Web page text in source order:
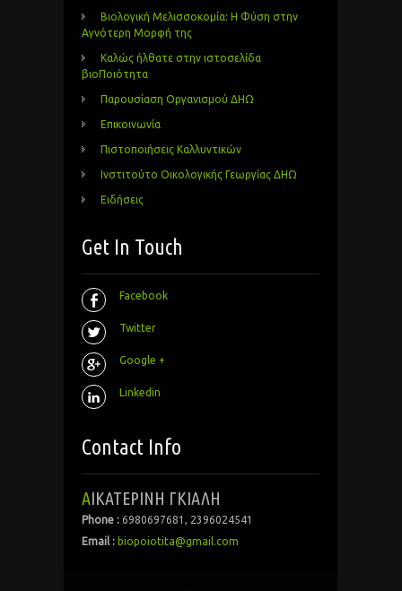
Βιολογική Μελισσοκομία: Η Φύση στην
Αγνότερη Μορφή της
Καλώς ήλθατε στην ιστοσελίδα
βιοΠοιότητα
Παρουσίαση Οργανισμού ΔΗΩ
Επικοινωνία
Πιστοποιήσεις Καλλυντικών
Ινστιτούτο Οικολογικής Γεωργίας ΔΗΩ
Ειδήσεις
Get In Touch
Facebook
Twitter
Google +
Linkedin
Contact Info
ΑΙΚΑΤΕΡΙΝΗ ΓΚΙΑΛΗ
Phone : 6980697681, 2396024541
Email : biopoiotita@gmail.com